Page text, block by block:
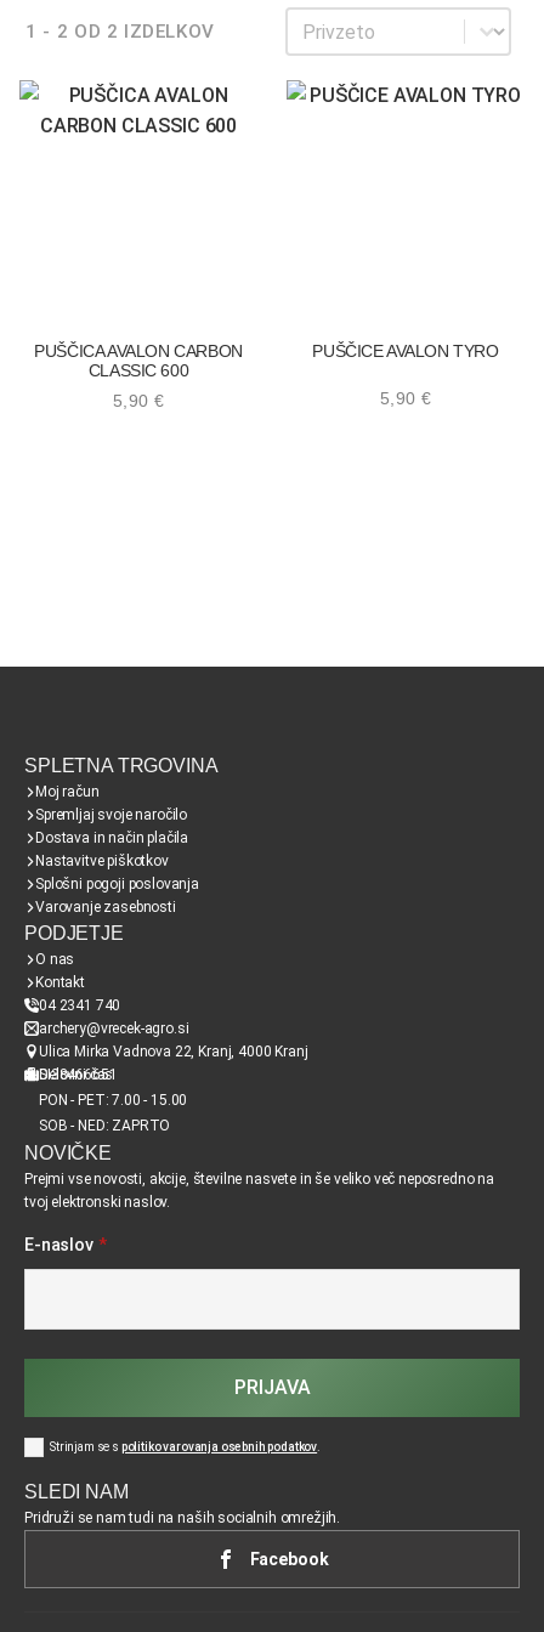
1 - 2 OD 2 IZDELKOV Sortiraj
Sortiraj
5,90 €
PUŠČICA AVALON CARBON
CLASSIC 600
5,90 €
PUŠČICE AVALON TYRO
SPLETNA TRGOVINA
Moj račun
Spremljaj svoje naročilo
Dostava in način plačila
Nastavitve piškotkov
Splošni pogoji poslovanja
Varovanje zasebnosti
PODJETJE
O nas
Kontakt
04 2341 740
archery@vrecek-agro.si
Ulica Mirka Vadnova 22, Kranj, 4000 Kranj
SI38466651
Delovni čas
PON - PET: 7.00 - 15.00
SOB - NED: ZAPRTO
NOVIČKE
Prejmi vse novosti, akcije, številne nasvete in še veliko več neposredno na
tvoj elektronski naslov.
E-naslov *
Strinjam se s politiko varovanja osebnih podatkov
PRIJAVA
SLEDI NAM
Pridruži se nam tudi na naših socialnih omrežjih.
Facebook